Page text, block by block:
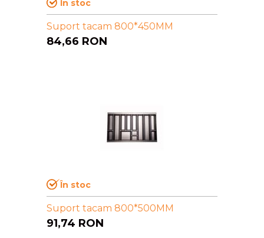
În stoc
Suport tacam 800*450MM
84,66 RON
În stoc
Suport tacam 800*500MM
91,74 RON